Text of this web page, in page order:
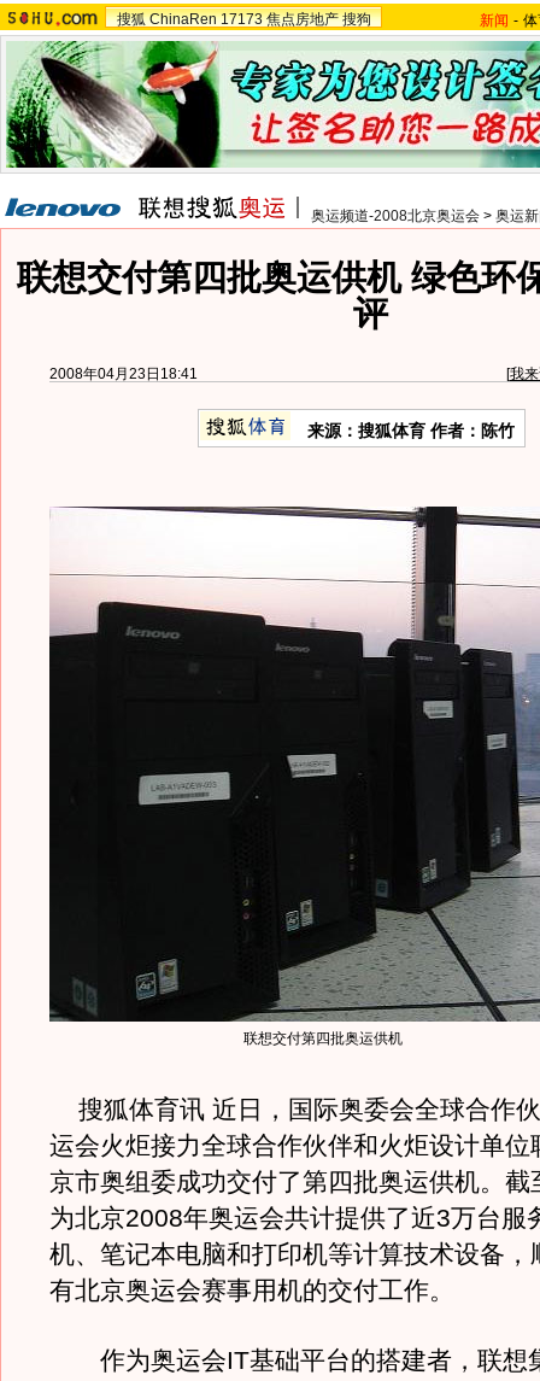
搜狐 ChinaRen 17173 焦点房地产 搜狗 新闻 -
奥运频道-2008北京奥运会 > 奥运
联想交付第四批奥运供机 绿色环
评
2008年04月23日18:41 [我
来源：搜狐体育 作者：陈竹
联想交付第四批奥运供机
搜狐体育讯 近日，国际奥委会全球合作
运会火炬接力全球合作伙伴和火炬设计单位
京市奥组委成功交付了第四批奥运供机。截
为北京2008年奥运会共计提供了近3万台服
机、笔记本电脑和打印机等计算技术设备，
有北京奥运会赛事用机的交付工作。
作为奥运会IT基础平台的搭建者，联想